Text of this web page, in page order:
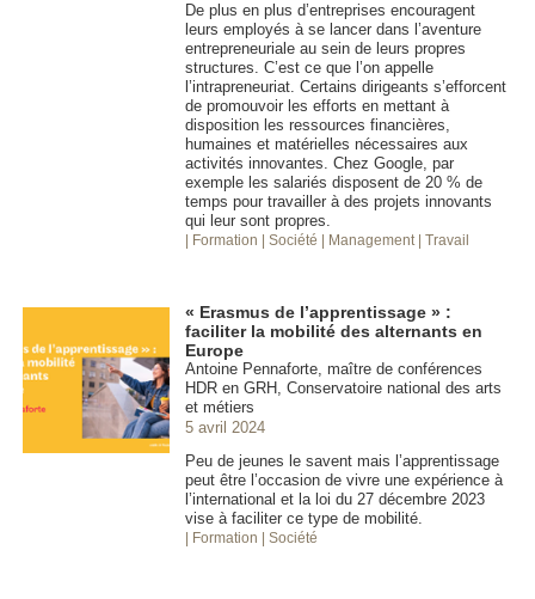
De plus en plus d’entreprises encouragent
leurs employés à se lancer dans l’aventure
entrepreneuriale au sein de leurs propres
structures. C’est ce que l’on appelle
l’intrapreneuriat. Certains dirigeants s’efforcent
de promouvoir les efforts en mettant à
disposition les ressources financières,
humaines et matérielles nécessaires aux
activités innovantes. Chez Google, par
exemple les salariés disposent de 20 % de
temps pour travailler à des projets innovants
qui leur sont propres.
| Formation | Société | Management | Travail
« Erasmus de l’apprentissage » :
faciliter la mobilité des alternants en
Europe
Antoine Pennaforte, maître de conférences
HDR en GRH, Conservatoire national des arts
et métiers
5 avril 2024
Peu de jeunes le savent mais l’apprentissage
peut être l’occasion de vivre une expérience à
l’international et la loi du 27 décembre 2023
vise à faciliter ce type de mobilité.
| Formation | Société